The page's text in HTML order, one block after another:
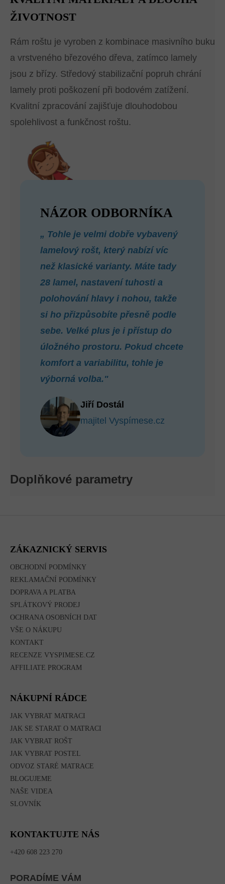
ŽIVOTNOST
Rám roštu je vyroben z kombinace masivního buku
a vrstveného březového dřeva, zatímco lamely
jsou z břízy. Středový stabilizační popruh chrání
lamely proti poškození při bodovém zatížení.
Kvalitní zpracování zajišťuje dlouhodobou
spolehlivost a funkčnost roštu.
NÁZOR ODBORNÍKA
„ Tohle je velmi dobře vybavený
lamelový rošt, který nabízí víc
než klasické varianty. Máte tady
28 lamel, nastavení tuhosti a
polohování hlavy i nohou, takže
si ho přizpůsobíte přesně podle
sebe. Velké plus je i přístup do
úložného prostoru. Pokud chcete
komfort a variabilitu, tohle je
výborná volba."
Jiří Dostál
majitel Vyspímese.cz
Doplňkové parametry
ZÁKAZNICKÝ SERVIS
OBCHODNÍ PODMÍNKY
REKLAMAČNÍ PODMÍNKY
DOPRAVA A PLATBA
SPLÁTKOVÝ PRODEJ
OCHRANA OSOBNÍCH DAT
VŠE O NÁKUPU
KONTAKT
RECENZE VYSPIMESE.CZ
AFFILIATE PROGRAM
NÁKUPNÍ RÁDCE
JAK VYBRAT MATRACI
JAK SE STARAT O MATRACI
JAK VYBRAT ROŠT
JAK VYBRAT POSTEL
ODVOZ STARÉ MATRACE
BLOGUJEME
NAŠE VIDEA
SLOVNÍK
KONTAKTUJTE NÁS
+420 608 223 270
PORADÍME VÁM